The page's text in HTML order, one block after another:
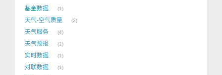
基金数据 1
天气-空气质量 2
天气服务 4
天气预报 1
实时数据 1
对联数据 1